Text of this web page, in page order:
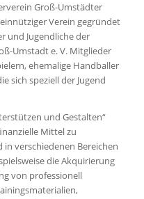
Groß-Umstädter
Verein gegründet
und Jugendliche der
Umstadt e. V. Mitglieder
ehemalige Handballer
sich speziell der Jugend
und Gestalten“
Mittel zu
verschiedenen Bereichen
die Akquirierung
von professionell